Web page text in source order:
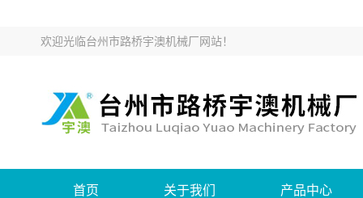
欢迎光临台州市路桥宇澳机械厂网站！
首页 关于我们 产品中心